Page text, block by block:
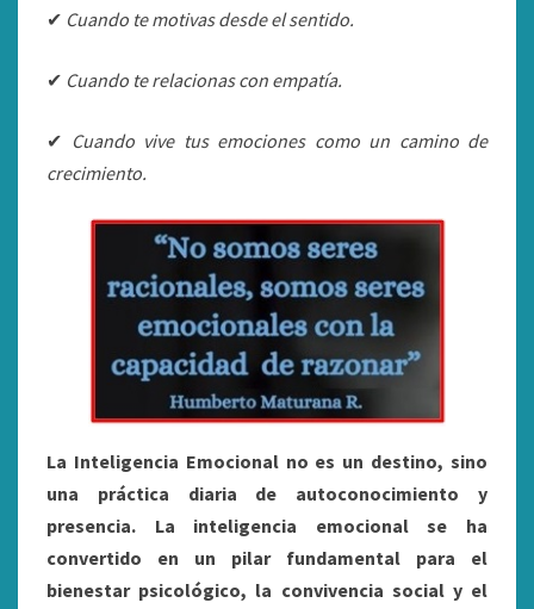
✔ Cuando te motivas desde el sentido.
✔ Cuando te relacionas con empatía.
✔ Cuando vive tus emociones como un camino de
crecimiento.
La Inteligencia Emocional no es un destino, sino
una práctica diaria de autoconocimiento y
presencia. La inteligencia emocional se ha
convertido en un pilar fundamental para el
bienestar psicológico, la convivencia social y el